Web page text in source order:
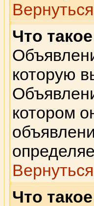
Что
которую
котором
Что